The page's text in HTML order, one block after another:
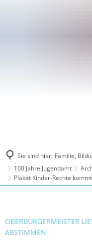
Sie sind hier: Familie,
100 Jahre Jugendamt
Plakat Kinder-Rechte
OBERBÜRGERMEISTER
BSTIMMEN